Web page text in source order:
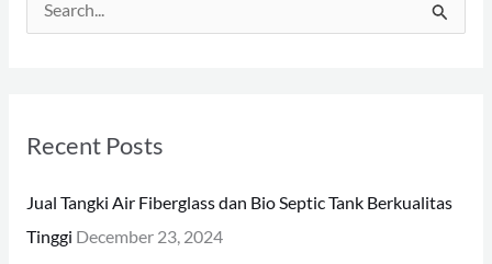
cRecent Posts
Jual Tangki Air Fiberglass dan Bio Septic Tank Berkualitas
Tinggi December 23, 2024